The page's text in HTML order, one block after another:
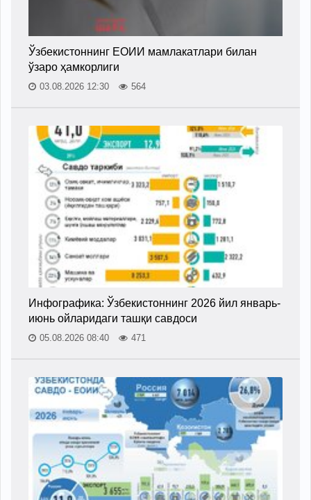
Ўзбекистоннинг ЕОИИ мамлакатлари билан
ўзаро ҳамкорлиги
03.08.2026 12:30 564
Инфографика: Ўзбекистоннинг 2026 йил январь-
июнь ойларидаги ташқи савдоси
05.08.2026 08:40 471